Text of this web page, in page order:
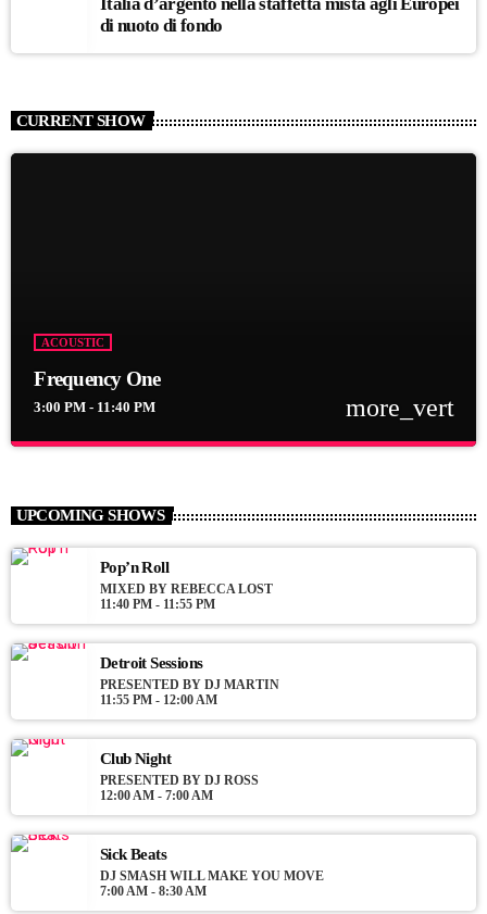
Italia d’argento nella staffetta mista agli Europei
di nuoto di fondo
CURRENT SHOW
ACOUSTIC
Frequency One
3:00 PM - 11:40 PM more_vert
For every Show page the timetable is auomatically generated
from the schedule, and you can set automatic carousels of
Podcasts, Articles and Charts by simply choosing a category.
Curabitur id lacus felis. Sed justo mauris, auctor eget tellus nec,
justo. Aliquam semper faucibus odio id varius. Suspendisse
varius laoreet sodales.
UPCOMING SHOWS
Pop’n Roll
MIXED BY REBECCA LOST
11:40 PM - 11:55 PM
Detroit Sessions
PRESENTED BY DJ MARTIN
11:55 PM - 12:00 AM
Club Night
PRESENTED BY DJ ROSS
12:00 AM - 7:00 AM
Sick Beats
DJ SMASH WILL MAKE YOU MOVE
7:00 AM - 8:30 AM